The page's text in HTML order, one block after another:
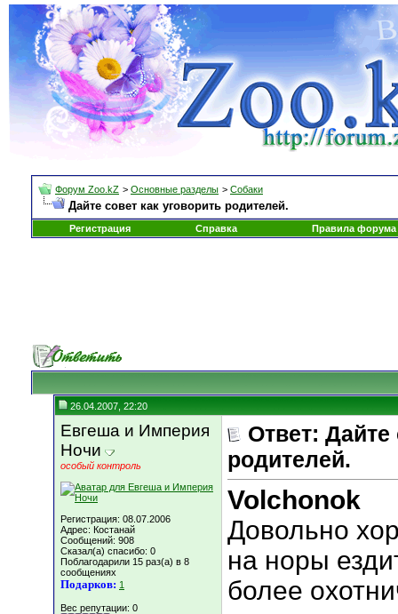
Форум Zoo.kZ > Основные разделы > Собаки
Дайте совет как уговорить родителей.
Регистрация Справка Правила форума
26.04.2007, 22:20
Евгеша и Империя
Ночи
особый контроль
Регистрация: 08.07.2006
Адрес: Костанай
Сообщений: 908
Сказал(а) спасибо: 0
Поблагодарили 15 раз(а) в 8
сообщениях
Подарков: 1
Вес репутации: 0
Ответ: Дайте
родителей.
Volchonok
Довольно
на норы
более